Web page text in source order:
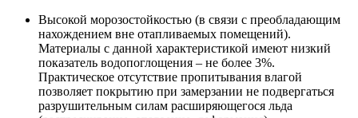
Высокой морозостойкостью (в связи с преобладающим
нахождением вне отапливаемых помещений).
Материалы с данной характеристикой имеют низкий
показатель водопоглощения – не более 3%.
Практическое отсутствие пропитывания влагой
позволяет покрытию при замерзании не подвергаться
разрушительным силам расширяющегося льда